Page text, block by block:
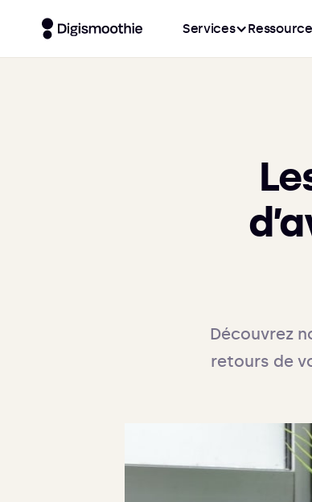
Services
Découvrez
retours de